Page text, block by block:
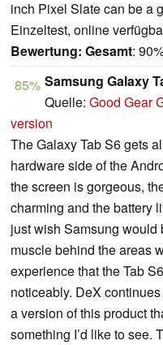
inch Pixel Slate can be a
Einzeltest, online
Bewertung: Gesamt:
85% Samsung Galaxy
Quelle: Good Gear
version
The Galaxy Tab S6 gets
hardware side of the
the screen is gorgeous,
charming and the battery
just wish Samsung
muscle behind the areas
experience that the Tab
noticeably. DeX
a version of this product
something I’d like to see.